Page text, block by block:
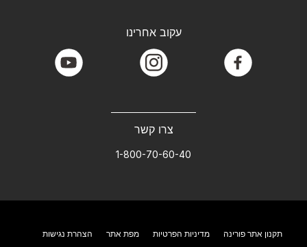
צרו קשר
1-800-70-60-40
עקוב אחרינו
facebook
instagram
youtube
תקנון אתר פורינה מדיניות הפרטיות מפת אתר הצהרת נגישות